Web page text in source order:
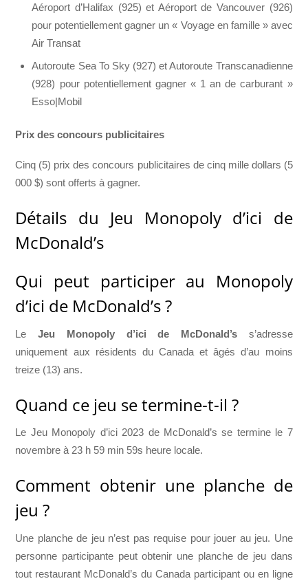
Aéroport d’Halifax (925) et Aéroport de Vancouver (926)
pour potentiellement gagner un « Voyage en famille » avec
Air Transat
Autoroute Sea To Sky (927) et Autoroute Transcanadienne
(928) pour potentiellement gagner « 1 an de carburant »
Esso|Mobil
Prix des concours publicitaires
Cinq (5) prix des concours publicitaires de cinq mille dollars (5
000 $) sont offerts à gagner.
Détails du Jeu Monopoly d’ici de
McDonald’s
Qui peut participer au Monopoly
d’ici de McDonald’s ?
LeJeu Monopoly d’ici de McDonald’ss’adresse
uniquement aux résidents du Canada et âgés d’au moins
treize (13) ans.
Quand ce jeu se termine-t-il ?
Le Jeu Monopoly d’ici 2023 de McDonald’s se termine le 7
novembre à 23 h 59 min 59s heure locale.
Comment obtenir une planche de
jeu ?
Une planche de jeu n’est pas requise pour jouer au jeu. Une
personne participante peut obtenir une planche de jeu dans
tout restaurant McDonald’s du Canada participant ou en ligne